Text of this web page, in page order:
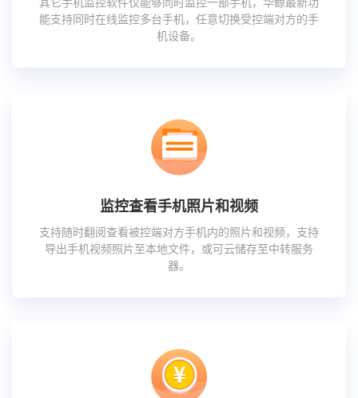
能支持同时在线监控多台手机，任意切换受控端对方的手
机设备。
监控查看手机照片和视频
支持随时翻阅查看被控端对方手机内的照片和视频，支持
导出手机视频照片至本地文件，或可云储存至中转服务
器。